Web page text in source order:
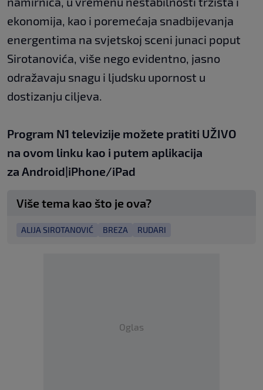
ekonomija, kao i poremećaja snadbijevanja
energentima na svjetskoj sceni junaci poput
Sirotanovića, više nego evidentno, jasno
odražavaju snagu i ljudsku upornost u
dostizanju ciljeva.
Program N1 televizije možete pratiti UŽIVO
na ovom linku kao i putem aplikacija
za Android|iPhone/iPad
Više tema kao što je ova?
ALIJA SIROTANOVIĆ BREZA RUDARI
Oglas